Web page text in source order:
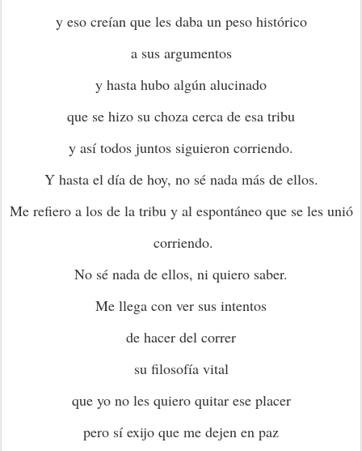
y eso creían que les daba un peso histórico
a sus argumentos
y hasta hubo algún alucinado
que se hizo su choza cerca de esa tribu
y así todos juntos siguieron corriendo.
Y hasta el día de hoy, no sé nada más de ellos.
Me refiero a los de la tribu y al espontáneo que se les unió
corriendo.
No sé nada de ellos, ni quiero saber.
Me llega con ver sus intentos
de hacer del correr
su filosofía vital
que yo no les quiero quitar ese placer
pero sí exijo que me dejen en paz